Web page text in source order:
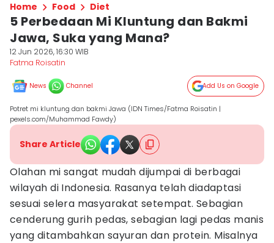
Home Food Diet
5 Perbedaan Mi Kluntung dan Bakmi
Jawa, Suka yang Mana?
12 Jun 2026, 16:30 WIB
Fatma Roisatin
News Channel Add Us on Google
Potret mi kluntung dan bakmi Jawa (IDN Times/Fatma Roisatin |
pexels.com/Muhammad Fawdy)
Share Article
Olahan mi sangat mudah dijumpai di berbagai
wilayah di Indonesia. Rasanya telah diadaptasi
sesuai selera masyarakat setempat. Sebagian
cenderung gurih pedas, sebagian lagi pedas manis
yang ditambahkan sayuran dan protein. Misalnya